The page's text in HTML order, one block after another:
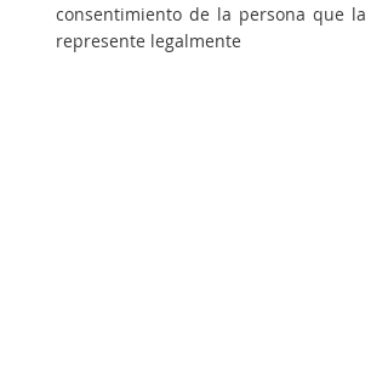
consentimiento de la persona que la
represente legalmente